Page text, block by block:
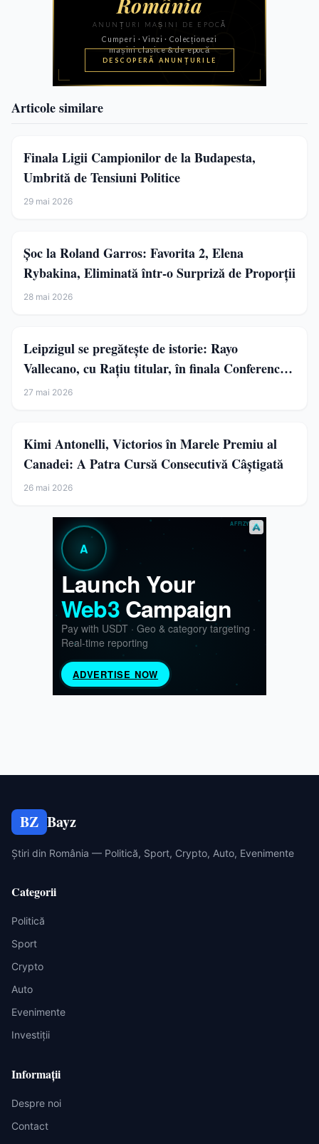
Articole similare
Finala Ligii Campionilor de la Budapesta,
Umbrită de Tensiuni Politice
29 mai 2026
Șoc la Roland Garros: Favorita 2, Elena
Rybakina, Eliminată într-o Surpriză de Proporții
28 mai 2026
Leipzigul se pregătește de istorie: Rayo
Vallecano, cu Rațiu titular, în finala Conference
League
27 mai 2026
Kimi Antonelli, Victorios în Marele Premiu al
Canadei: A Patra Cursă Consecutivă Câștigată
26 mai 2026
BZ Bayz
Știri din România — Politică, Sport, Crypto, Auto, Evenimente
Categorii
Politică
Sport
Crypto
Auto
Evenimente
Investiții
Informații
Despre noi
Contact